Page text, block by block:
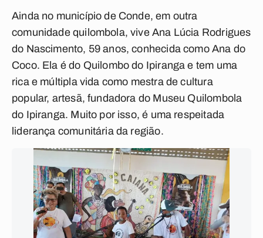
Ainda no município de Conde, em outra
comunidade quilombola, vive Ana Lúcia Rodrigues
do Nascimento, 59 anos, conhecida como Ana do
Coco. Ela é do Quilombo do Ipiranga e tem uma
rica e múltipla vida como mestra de cultura
popular, artesã, fundadora do Museu Quilombola
do Ipiranga. Muito por isso, é uma respeitada
liderança comunitária da região.